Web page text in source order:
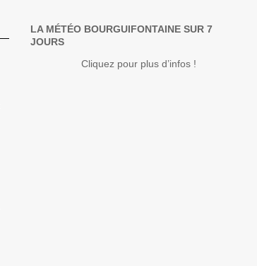
LA MÉTÉO BOURGUIFONTAINE SUR 7
JOURS
Cliquez pour plus d’infos !